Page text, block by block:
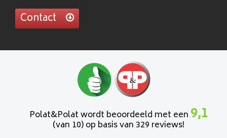
Contact
Polat&Polat wordt beoordeeld met een 9,1
(van 10) op basis van 329 reviews!